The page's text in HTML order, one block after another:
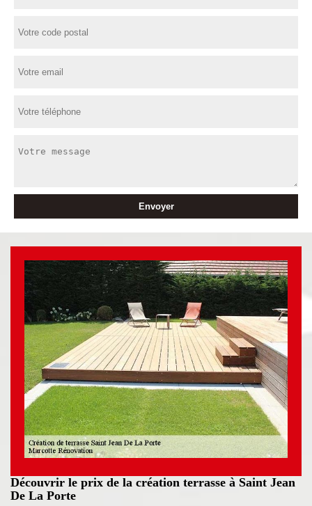
Découvrir le prix de la création terrasse à Saint Jean
De La Porte